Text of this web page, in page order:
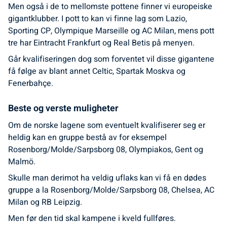
Men også i de to mellomste pottene finner vi europeiske
gigantklubber. I pott to kan vi finne lag som Lazio,
Sporting CP, Olympique Marseille og AC Milan, mens pott
tre har Eintracht Frankfurt og Real Betis på menyen.
Går kvalifiseringen dog som forventet vil disse gigantene
få følge av blant annet Celtic, Spartak Moskva og
Fenerbahçe.
Beste og verste muligheter
Om de norske lagene som eventuelt kvalifiserer seg er
heldig kan en gruppe bestå av for eksempel
Rosenborg/Molde/Sarpsborg 08, Olympiakos, Gent og
Malmö.
Skulle man derimot ha veldig uflaks kan vi få en dødes
gruppe a la Rosenborg/Molde/Sarpsborg 08, Chelsea, AC
Milan og RB Leipzig.
Men før den tid skal kampene i kveld fullføres.